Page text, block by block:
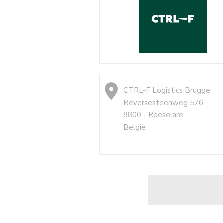
CTRL-F Logistics Brugge
Beversesteenweg 576
8800 - Roeselare
België